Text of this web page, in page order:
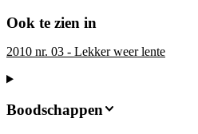
Ook te zien in
2010 nr. 03 - Lekker weer lente
Boodschappen